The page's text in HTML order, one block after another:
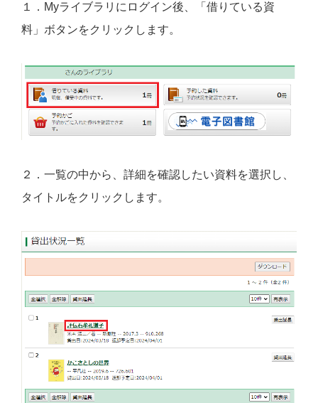
１．Myライブラリにログイン後、「借りている資
料」ボタンをクリックします。
２．一覧の中から、詳細を確認したい資料を選択し、
タイトルをクリックします。